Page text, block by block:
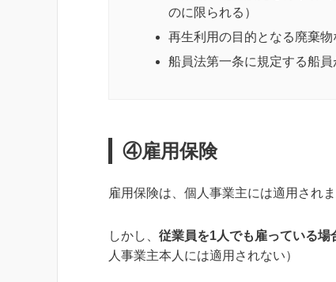
のに限られる）
再生利用の目的となる廃棄
船員法第一条に規定する船員
④雇用保険
雇用保険は、個人事業主には適用されま
しかし、 従業員を1人でも雇っている場
人事業主本人には適用されない）